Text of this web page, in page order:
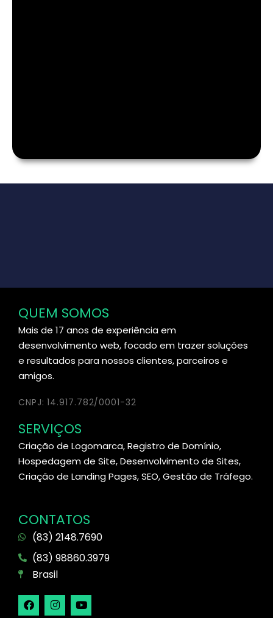
QUEM SOMOS
Mais de 17 anos de experiência em
desenvolvimento web, focado em trazer soluções
e resultados para nossos clientes, parceiros e
amigos.
CNPJ: 14.917.782/0001-32
SERVIÇOS
Criação de Logomarca, Registro de Domínio,
Hospedagem de Site, Desenvolvimento de Sites,
Criação de Landing Pages, SEO, Gestão de Tráfego.
CONTATOS
(83) 2148.7690
(83) 98860.3979
Brasil